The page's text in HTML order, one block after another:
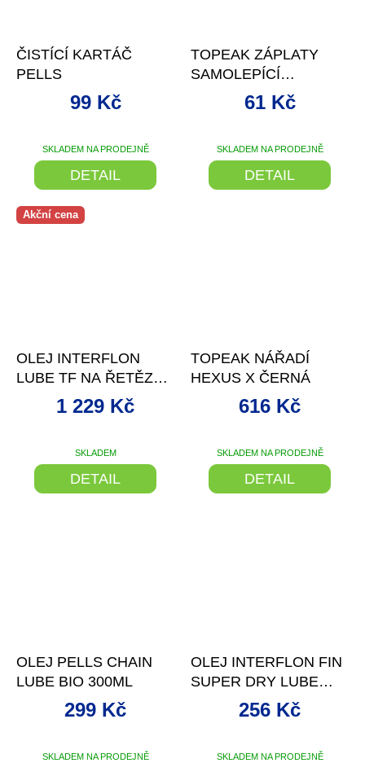
ČISTÍCÍ KARTÁČ
PELLS
SKLADEM NA PRODEJNĚ
99 Kč
DETAIL
TOPEAK ZÁPLATY
SAMOLEPÍCÍ
FLYPAPER
6KS+BRUSNÝ PAPÍR
SKLADEM NA PRODEJNĚ
61 Kč
DETAIL
Akční cena
OLEJ INTERFLON
LUBE TF NA ŘETĚZ
500ML, SPREJ
hodnocení
produktu
SKLADEM
1 229 Kč
DETAIL
TOPEAK NÁŘADÍ
HEXUS X ČERNÁ
SKLADEM NA PRODEJNĚ
616 Kč
DETAIL
OLEJ PELLS CHAIN
LUBE BIO 300ML
SKLADEM NA PRODEJNĚ
299 Kč
OLEJ INTERFLON FIN
SUPER DRY LUBE
50ML KAPÁTKO
SKLADEM NA PRODEJNĚ
256 Kč